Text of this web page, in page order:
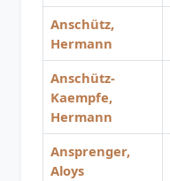
Anschütz,
Hermann
Anschütz-
Kaempfe,
Hermann
Ansprenger,
Aloys